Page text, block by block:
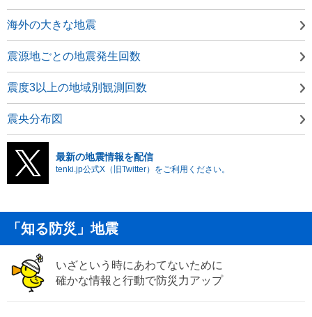
海外の大きな地震
震源地ごとの地震発生回数
震度3以上の地域別観測回数
震央分布図
最新の地震情報を配信
tenki.jp公式X（旧Twitter）をご利用ください。
「知る防災」地震
いざという時にあわてないために
確かな情報と行動で防災力アップ